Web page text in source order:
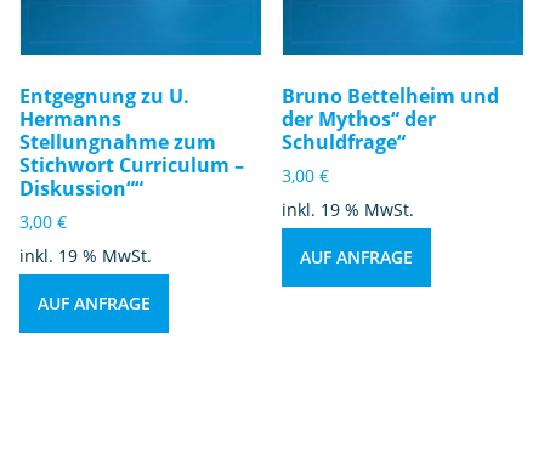
Entgegnung zu U.
Hermanns
Stellungnahme zum
Stichwort Curriculum –
Diskussion““
3,00 €
inkl. 19 % MwSt.
AUF ANFRAGE
Bruno Bettelheim und
der Mythos“ der
Schuldfrage“
3,00€
inkl. 19 % MwSt.
AUF ANFRAGE